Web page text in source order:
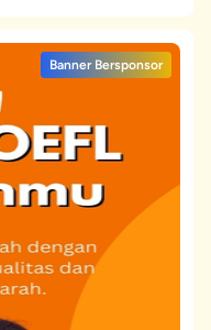
Banner Bersponsor